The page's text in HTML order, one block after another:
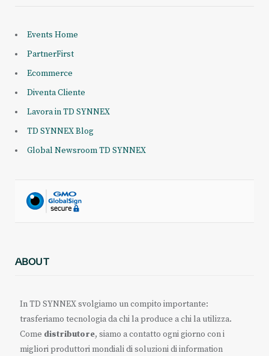
Events Home
PartnerFirst
Ecommerce
Diventa Cliente
Lavora in TD SYNNEX
TD SYNNEX Blog
Global Newsroom TD SYNNEX
ABOUT
In TD SYNNEX svolgiamo un compito importante:
trasferiamo tecnologia da chi la produce a chi la utilizza.
Come distributore, siamo a contatto ogni giorno con i
migliori produttori mondiali di soluzioni di information